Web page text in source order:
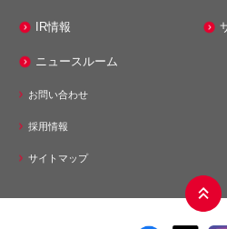
株式会社ミノス
IR情報
ニュースルーム
お問い合わせ
採用情報
サイトマップ